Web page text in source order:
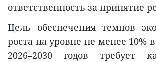
ответственность за принятие
Цель обеспечения темпов
роста на уровне не менее 10%
2026–2030 годов требует